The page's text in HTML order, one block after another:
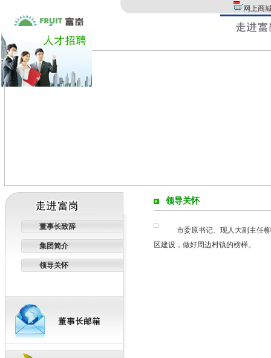
网上商
董事长致辞
集团简介
领导关怀
领导关怀
市委原书记、现人大副主任柳
区建设，做好周边村镇的榜样。